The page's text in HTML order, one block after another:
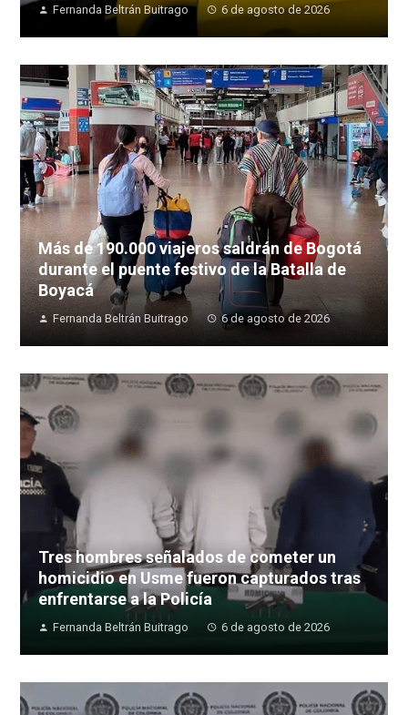
Fernanda Beltrán Buitrago 6 de agosto de 2026
Más de 190.000 viajeros saldrán de Bogotá
durante el puente festivo de la Batalla de
Boyacá
Fernanda Beltrán Buitrago 6 de agosto de 2026
Tres hombres señalados de cometer un
homicidio en Usme fueron capturados tras
enfrentarse a la Policía
Fernanda Beltrán Buitrago 6 de agosto de 2026